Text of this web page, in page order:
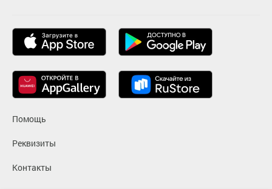
Помощь
Реквизиты
Контакты